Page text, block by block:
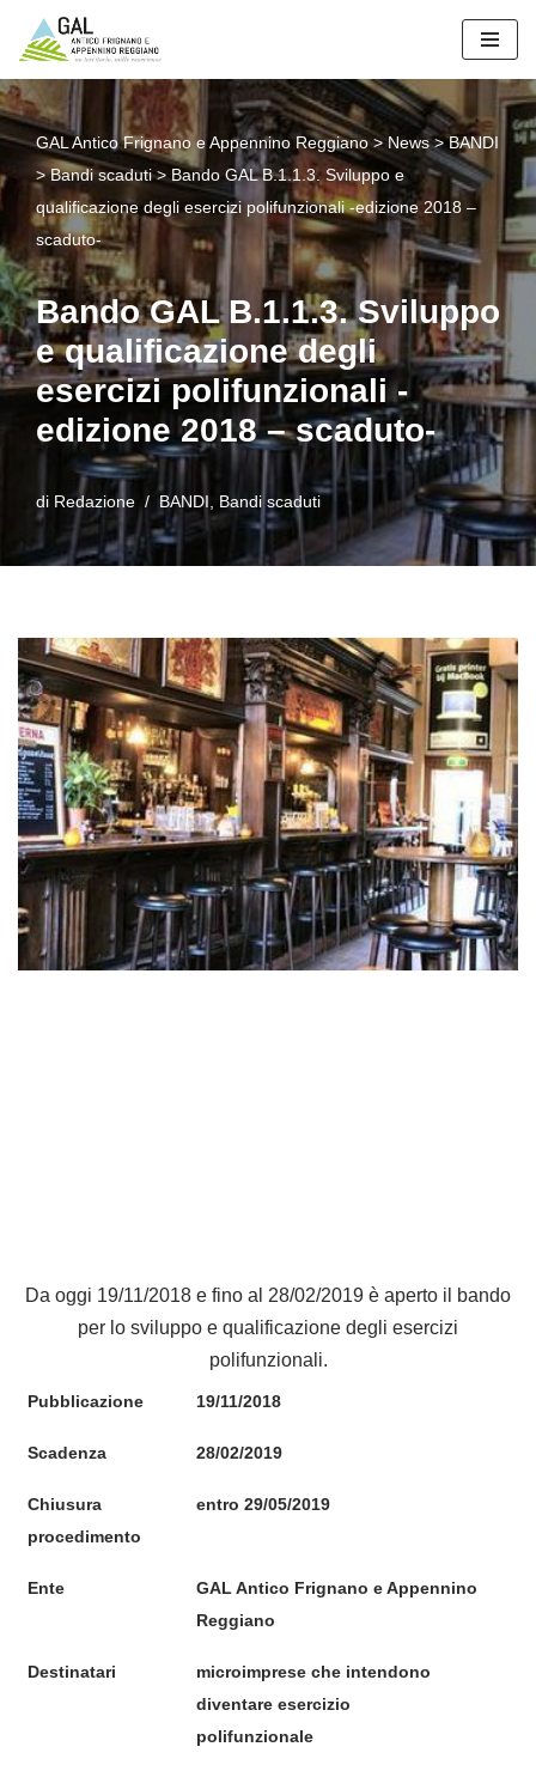
Vai
al
contenuto
GAL Antico Frignano e Appennino Reggiano > News>BANDI
>Bandi scaduti>Bando GAL B.1.1.3. Sviluppo e
qualificazione degli esercizi polifunzionali -edizione 2018 –
scaduto-
Bando GAL B.1.1.3. Sviluppo
e qualificazione degli
esercizi polifunzionali -
edizione 2018 – scaduto-
di Redazione BANDI Bandi scaduti
Da oggi 19/11/2018 e fino al 28/02/2019 è aperto il bando
per lo sviluppo e qualificazione degli esercizi
polifunzionali.
Pubblicazione 19/11/2018
Scadenza 28/02/2019
Chiusura
procedimento
entro 29/05/2019
Ente
GAL Antico Frignano e Appennino
Reggiano
Destinatari
microimprese che intendono
diventare esercizio
polifunzionale